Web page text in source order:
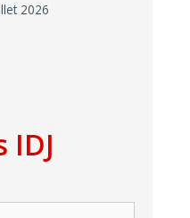
2026
IDJ